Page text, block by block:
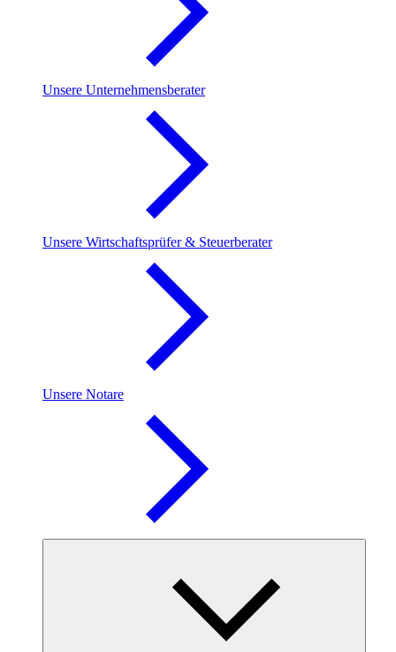
Unsere Unternehmensberater
Unsere Wirtschaftsprüfer & Steuerberater
Unsere Notare